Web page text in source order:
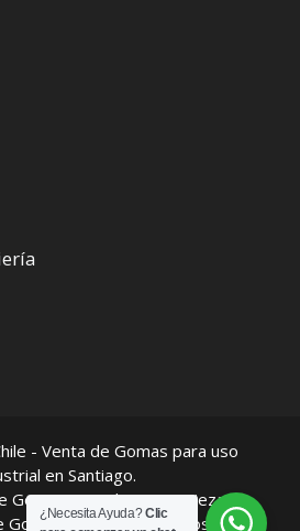
- Venta de Gomas para uso
en Santiago.
Gomas, Kits de Oring, Piezas
Goma, Envío de productos a todo
¿Necesita Ayuda?Clic